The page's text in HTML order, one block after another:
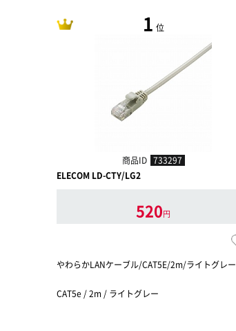
1 位
商品ID 733297
ELECOM LD-CTY/LG2
520円
やわらかLANケーブル/CAT5E/2m/ライトグレー
CAT5e / 2m / ライトグレー